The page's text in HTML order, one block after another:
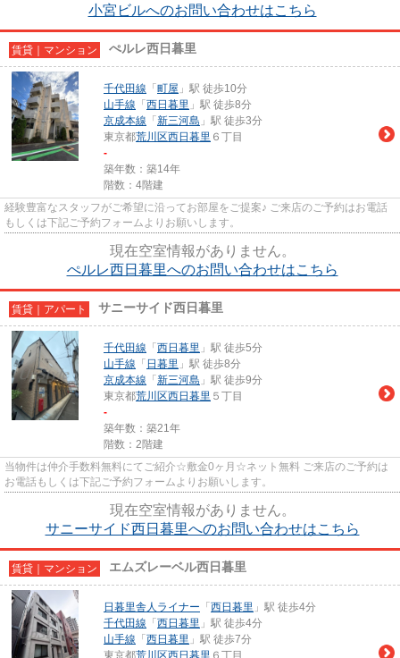
小宮ビルへのお問い合わせはこちら
賃貸｜マンション ぺルレ西日暮里
千代田線 「 町屋 」駅 徒歩10分
山手線 「 西日暮里 」駅 徒歩8分
京成本線 「 新三河島 」駅 徒歩3分
東京都荒川区西日暮里 ６丁目
-
築年数：築14年
階数：4階建
経験豊富なスタッフがご希望に沿ってお部屋をご提案♪ ご来店のご予約はお電話
もしくは下記ご予約フォームよりお願いします。
現在空室情報がありません。
ぺルレ西日暮里へのお問い合わせはこちら
賃貸｜アパート サニーサイド西日暮里
千代田線 「 西日暮里 」駅 徒歩5分
山手線 「 日暮里 」駅 徒歩8分
京成本線 「 新三河島 」駅 徒歩9分
東京都荒川区西日暮里 ５丁目
-
築年数：築21年
階数：2階建
当物件は仲介手数料無料にてご紹介☆敷金0ヶ月☆ネット無料 ご来店のご予約は
お電話もしくは下記ご予約フォームよりお願いします。
現在空室情報がありません。
サニーサイド西日暮里へのお問い合わせはこちら
賃貸｜マンション エムズレーベル西日暮里
日暮里舎人ライナー 「 西日暮里 」駅 徒歩4分
千代田線 「 西日暮里 」駅 徒歩4分
山手線 「 西日暮里 」駅 徒歩7分
東京都荒川区西日暮里 ６丁目